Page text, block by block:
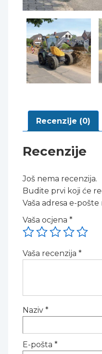
Recenzije (0)
Recenzije
Još nema recenzija.
Budite prvi koji će
Vaša adresa e-
Vaša ocjena *
Vaša recenzija *
Naziv *
E-pošta *